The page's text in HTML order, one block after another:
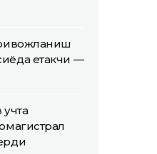
ривожланиш
етакчи —